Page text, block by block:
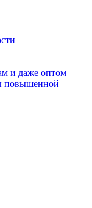
и даже оптом
повышенной